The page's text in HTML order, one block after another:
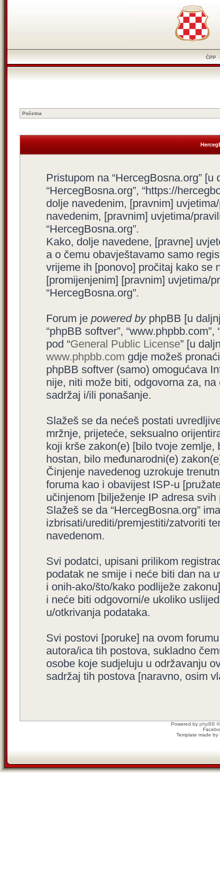
ČPP
Početna
Pristupom na “HercegBosna.org” [u
“HercegBosna.org”, “https://
dolje navedenim, [pravnim]
navedenim, [pravnim] uvjetima/
“HercegBosna.org”.
Kako, dolje navedene, [pravne]
a o čemu obavještavamo samo
vrijeme ih [ponovo] pročitaj kako se
[promijenjenim] [pravnim] uvjetima/
“HercegBosna.org”.
Forum je powered byphpBB [u
“phpBB softver”,
pod “General Public License” [u
www.phpbb.com gdje možeš
phpBB softver (samo) omogućava
nije, niti može biti, odgovorna za,
sadržaj i/ili ponašanje.
Slažeš se da nećeš postati
mržnje, prijeteće, seksualno
koji krše zakon(e) [bilo tvoje zemlje,
hostan, bilo međunarodni(e)
Činjenje navedenog uzrokuje
foruma kao i obavijest ISP-u
učinjenom [bilježenje IP adresa
Slažeš se da “HercegBosna.org”
izbrisati/urediti/premjestiti/zatvoriti
navedenom.
Svi podatci, upisani prilikom
podatak ne smije i neće biti dan na
i onih-ako/što/kako podliježe
i neće biti odgovorni/e ukoliko
u/otkrivanja podataka.
Svi postovi [poruke] na ovom
autora/ica tih postova, sukladno
osobe koje sudjeluju u održavanju
sadržaj tih postova [naravno, osim
Powered by phpBB
Template made by